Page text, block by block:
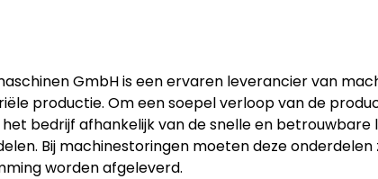
GmbH is een ervaren leverancier van
productie. Om een soepel verloop van de
bedrijf afhankelijk van de snelle en betrouwbare
Bij machinestoringen moeten deze
worden afgeleverd.